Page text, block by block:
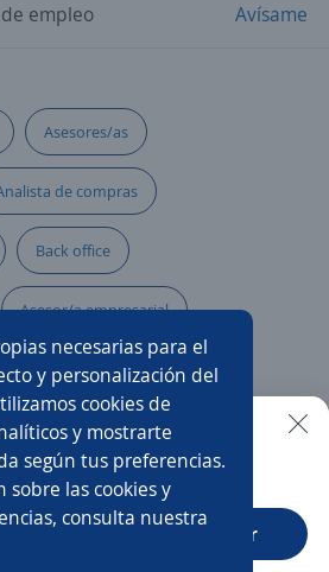
empleo Avísame
Asesores/as
de compras
Back office
Asesor/a empresarial
Asesor/a técnico comercial
a telefónico
más fácil en la app
Abrir
necesarias para el
y personalización del
cookies de
y mostrarte
según tus preferencias.
sobre las cookies y
consulta nuestra